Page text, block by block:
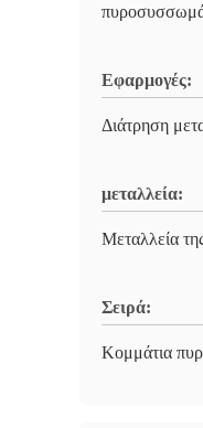
Εφαρμογές:
Διάτρηση
μεταλλεία:
Μεταλλεία
Σειρά:
Κομμάτια